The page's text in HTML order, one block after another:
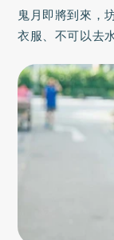
鬼月即將到來，
衣服、不可以去
體焦慮症候群」
生表示，若有出